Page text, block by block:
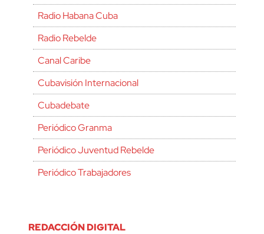
Radio Habana Cuba
Radio Rebelde
Canal Caribe
Cubavisión Internacional
Cubadebate
Periódico Granma
Periódico Juventud Rebelde
Periódico Trabajadores
REDACCIÓN DIGITAL